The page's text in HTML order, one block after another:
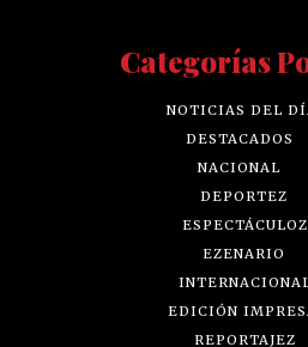
Categorías
NOTICIAS DEL
DESTACADOS
NACIONAL
DEPORTEZ
ESPECTÁCULOZ
EZENARIO
EDICIÓN
REPORTAJEZ